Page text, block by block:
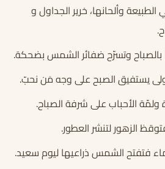
وألحانها، خرير الجداول و
وتسرّح ضفائر الشمس بضحكة.
يستفيق الصبح على وجه مَن نحبّ.
ولمّة الأحباب على شرفة الصباح.
الزهور لتنشر العطور.
فتفتح الشمس ذراعيها ليوم سعيد.